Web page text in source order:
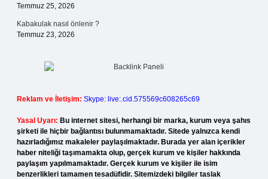
Temmuz 25, 2026
Kabakulak nasıl önlenir ?
Temmuz 23, 2026
Reklam ve İletişim: Skype: live:.cid.575569c608265c69
Yasal Uyarı: Bu internet sitesi, herhangi bir marka, kurum veya şahıs
şirketi ile hiçbir bağlantısı bulunmamaktadır. Sitede yalnızca kendi
hazırladığımız makaleler paylaşılmaktadır. Burada yer alan içerikler
haber niteliği taşımamakta olup, gerçek kurum ve kişiler hakkında
paylaşım yapılmamaktadır. Gerçek kurum ve kişiler ile isim
benzerlikleri tamamen tesadüfidir. Sitemizdeki bilgiler taslak